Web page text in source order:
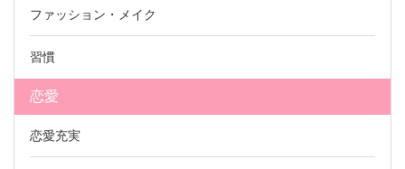
ファッション・メイク
習慣
恋愛
恋愛充実